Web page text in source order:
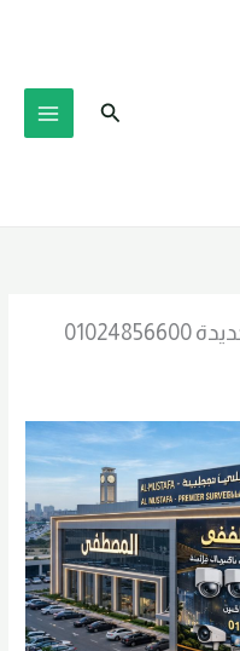
البحث
تركيب كاميرات مراقبة النزهة الجديدة 01024856600